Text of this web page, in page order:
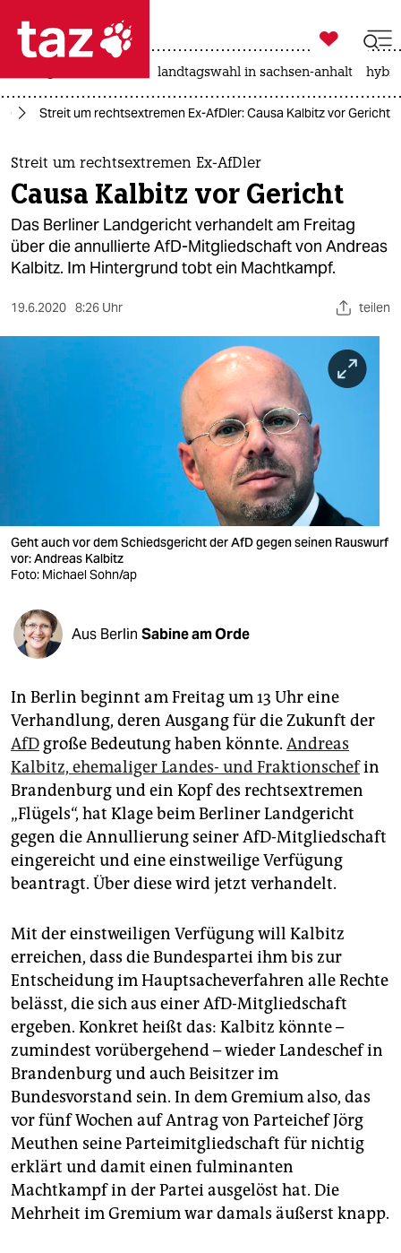
 taz zahl ich
taz zahl ich
themen
politik
öko
sport
berlin
nord
verlag
verlag
shop
fragen & hilfe
unterstützen
abo
genossenschaft
epaper login

taz zahl ich
landtagswahl in sachsen-anhalt
Streit um rechtsextremen Ex-AfDler: Causa Kalbitz vor Gericht
Streit um rechtsextremen Ex-AfDler
Causa Kalbitz vor Gericht
Das Berliner Landgericht verhandelt am Freitag
über die annullierte AfD-Mitgliedschaft von Andreas
Kalbitz. Im Hintergrund tobt ein Machtkampf.
19.6.2020 8:26 Uhr teilen
Geht auch vor dem Schiedsgericht der AfD gegen seinen Rauswurf
vor: Andreas Kalbitz
Foto: Michael Sohn/ap
Aus Berlin Sabine am Orde
In Berlin beginnt am Freitag um 13 Uhr eine
Verhandlung, deren Ausgang für die Zukunft der
AfD große Bedeutung haben könnte. Andreas
Kalbitz, ehemaliger Landes- und Fraktionschefin
Brandenburg und ein Kopf des rechtsextremen
„Flügels“, hat Klage beim Berliner Landgericht
gegen die Annullierung seiner AfD-Mitgliedschaft
eingereicht und eine einstweilige Verfügung
beantragt. Über diese wird jetzt verhandelt.
Mit der einstweiligen Verfügung will Kalbitz
erreichen, dass die Bundespartei ihm bis zur
Entscheidung im Hauptsacheverfahren alle Rechte
belässt, die sich aus einer AfD-Mitgliedschaft
ergeben. Konkret heißt das: Kalbitz könnte –
zumindest vorübergehend – wieder Landeschef in
Brandenburg und auch Beisitzer im
Bundesvorstand sein. In dem Gremium also, das
vor fünf Wochen auf Antrag von Parteichef Jörg
Meuthen seine Parteimitgliedschaft für nichtig
erklärt und damit einen fulminanten
Machtkampf in der Partei ausgelöst hat. Die
Mehrheit im Gremium war damals äußerst knapp.